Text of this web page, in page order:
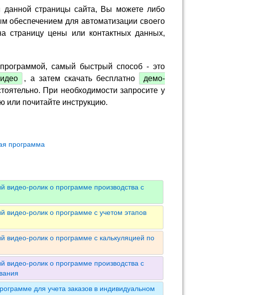
данной страницы сайта, Вы можете либо
обеспечением для автоматизации своего
страницу цены или контактных данных,
самый быстрый способ - это
, а затем скачать бесплатно
демо-
При необходимости запросите у
или почитайте инструкцию.
программа
ролик о программе производства с
ролик о программе с учетом этапов
ролик о программе с калькуляцией по
ролик о программе производства с
для учета заказов в индивидуальном